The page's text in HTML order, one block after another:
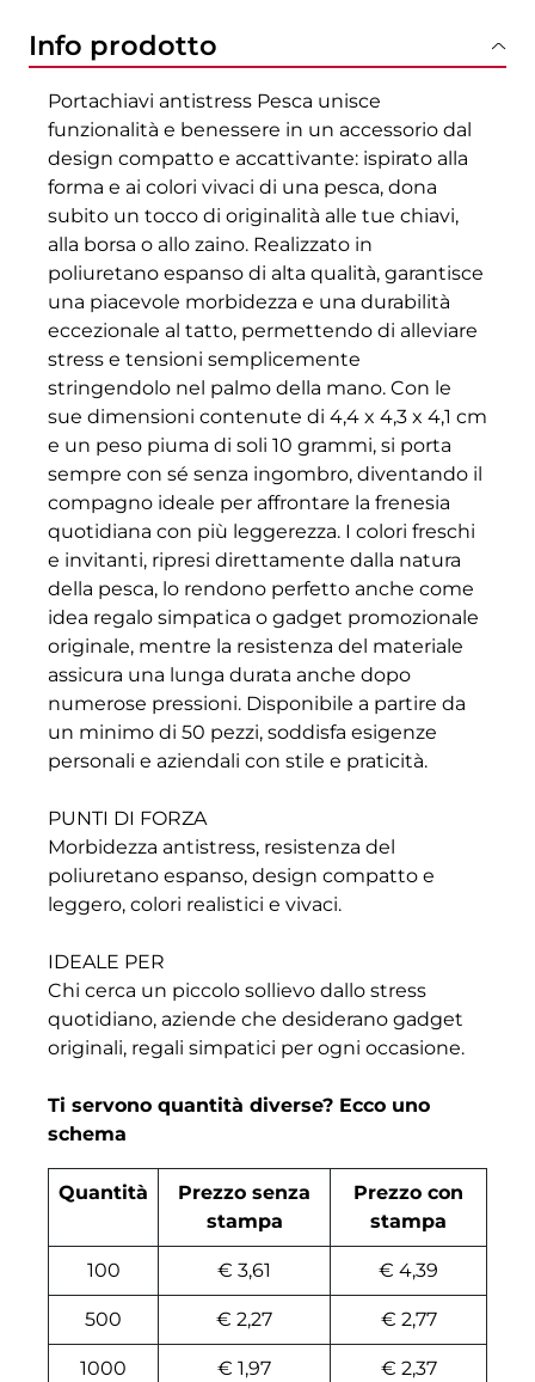
Info prodotto
Portachiavi antistress Pesca unisce
funzionalità e benessere in un accessorio dal
design compatto e accattivante: ispirato alla
forma e ai colori vivaci di una pesca, dona
subito un tocco di originalità alle tue chiavi,
alla borsa o allo zaino. Realizzato in
poliuretano espanso di alta qualità, garantisce
una piacevole morbidezza e una durabilità
eccezionale al tatto, permettendo di alleviare
stress e tensioni semplicemente
stringendolo nel palmo della mano. Con le
sue dimensioni contenute di 4,4 x 4,3 x 4,1 cm
e un peso piuma di soli 10 grammi, si porta
sempre con sé senza ingombro, diventando il
compagno ideale per affrontare la frenesia
quotidiana con più leggerezza. I colori freschi
e invitanti, ripresi direttamente dalla natura
della pesca, lo rendono perfetto anche come
idea regalo simpatica o gadget promozionale
originale, mentre la resistenza del materiale
assicura una lunga durata anche dopo
numerose pressioni. Disponibile a partire da
un minimo di 50 pezzi, soddisfa esigenze
personali e aziendali con stile e praticità.
PUNTI DI FORZA
Morbidezza antistress, resistenza del
poliuretano espanso, design compatto e
leggero, colori realistici e vivaci.
IDEALE PER
Chi cerca un piccolo sollievo dallo stress
quotidiano, aziende che desiderano gadget
originali, regali simpatici per ogni occasione.
Ti servono quantità diverse? Ecco uno
schema
Quantità
Prezzo senza
stampa
Prezzo con
stampa
100 € 3,61 € 4,39
500 € 2,27 € 2,77
1000 € 1,97 € 2,37